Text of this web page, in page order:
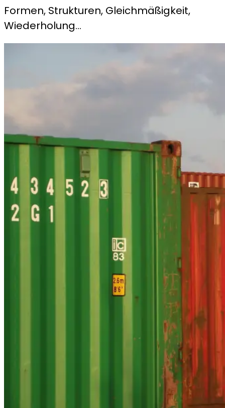
Formen, Strukturen, Gleichmäßigkeit,
Wiederholung…